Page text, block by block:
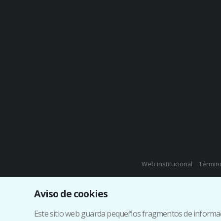
Aviso de cookies
Este sitio web guarda pequeños fragmentos de
Web institucional